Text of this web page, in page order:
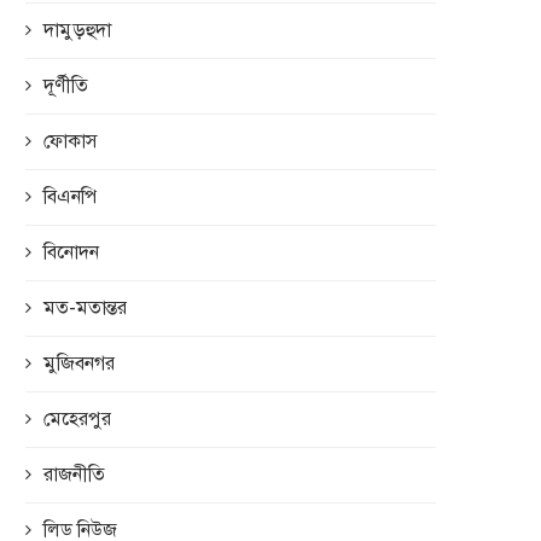
দামুড়হুদা
দূর্ণীতি
ফোকাস
বিএনপি
বিনোদন
মত-মতান্তর
মুজিবনগর
মেহেরপুর
রাজনীতি
লিড নিউজ